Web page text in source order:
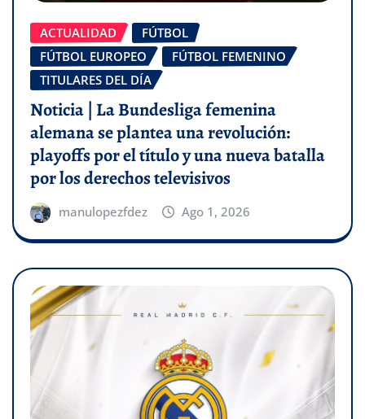
ACTUALIDAD
FÚTBOL
FÚTBOL EUROPEO
FÚTBOL FEMENINO
TITULARES DEL DÍA
Noticia | La Bundesliga femenina
alemana se plantea una revolución:
playoffs por el título y una nueva batalla
por los derechos televisivos
manulopezfdez Ago 1, 2026